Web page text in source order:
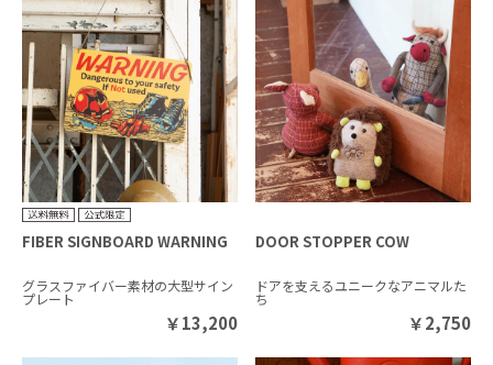
FIBER SIGNBOARD WARNING
グラスファイバー素材の大型サイン
プレート
￥13,200
DOOR STOPPER COW
ドアを支えるユニークなアニマルた
ち
￥2,750